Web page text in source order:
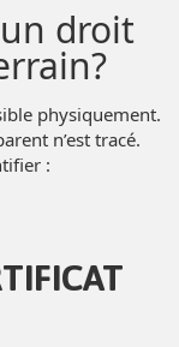
droit
physiquement.
n’est tracé.
: